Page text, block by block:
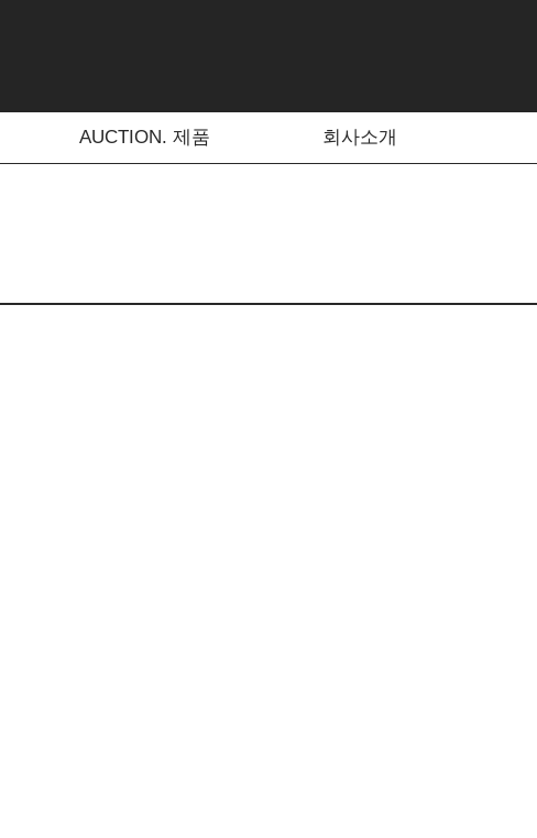
AUCTION. 제품 회사소개